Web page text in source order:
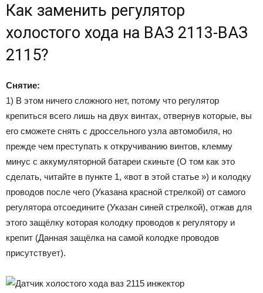
Как заменить регулятор
холостого хода на ВАЗ 2113-ВАЗ
2115?
Снятие:
1) В этом ничего сложного нет, потому что регулятор
крепиться всего лишь на двух винтах, отвернув которые, вы
его сможете снять с дроссельного узла автомобиля, но
прежде чем преступать к откручиванию винтов, клемму
минус с аккумуляторной батареи скиньте (О том как это
сделать, читайте в пункте 1, «вот в этой статье ») и колодку
проводов после чего (Указана красной стрелкой) от самого
регулятора отсоедините (Указан синей стрелкой), отжав для
этого защёлку которая колодку проводов к регулятору и
крепит (Данная защёлка на самой колодке проводов
присутствует).